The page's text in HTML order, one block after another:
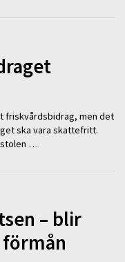
friskvårdsbidrag, men det
ska vara skattefritt.
…
– blir